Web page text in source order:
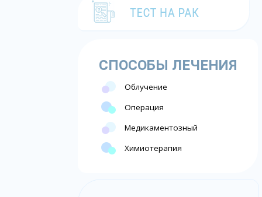
СПОСОБЫ ЛЕЧЕНИЯ
Облучение
Операция
Медикаментозный
Химиотерапия